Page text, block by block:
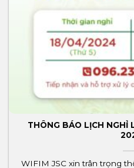
THÔNG BÁO LỊCH NGHỈ
WIFIM JSC xin trân trọng